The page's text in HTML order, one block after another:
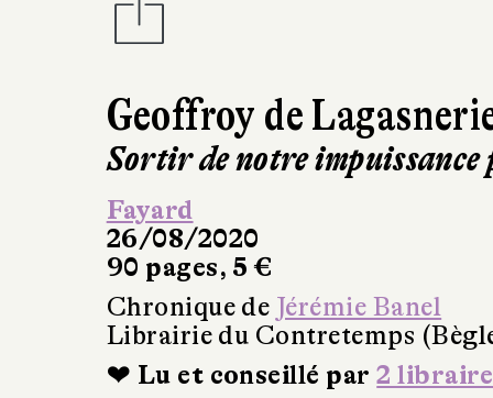
Geoffroy de
Sortir de notre
Fayard
26/08/2020
90 pages, 5 €
Chronique de Jérémie Banel
Librairie du Contretemps
❤ Lu et conseillé par2